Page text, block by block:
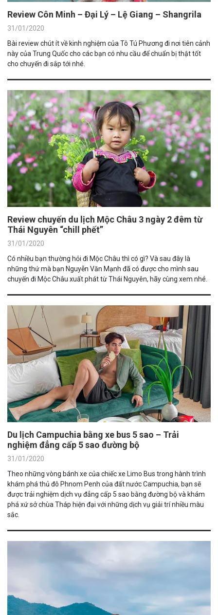
Review Côn Minh – Đại Lý – Lệ Giang – Shangrila
31/01/2020
Bài review chút ít về kinh nghiệm của Tô Tú Phương đi nơi tiên cảnh
này của Trung Quốc cho các bạn có nhu cầu để chuẩn bị thật tốt
cho chuyến đi sắp tới nhé.
Review chuyến du lịch Mộc Châu 3 ngày 2 đêm từ
Thái Nguyên “chill phết”
31/01/2020
Có nhiều bạn thường hỏi đi Mộc Châu thì có gì? Và sau đây là
những thứ mà bạn Nguyễn Văn Mạnh đã có được cho mình sau
chuyến đi Mộc Châu xuất phát từ Thái Nguyên, hãy cùng xem nhé.
Du lịch Campuchia bằng xe bus 5 sao – Trải
nghiệm đẳng cấp 5 sao đường bộ
31/01/2020
Theo những vòng bánh xe của chiếc xe Limo Bus trong hành trình
khám phá thủ đô Phnom Penh của đất nước Campuchia, bạn sẽ
được trải nghiệm dịch vụ đẳng cấp 5 sao bằng đường bộ và khám
phá xứ sở chùa Tháp hiện đại với những dịch vụ giải trí nhiều màu
sắc.